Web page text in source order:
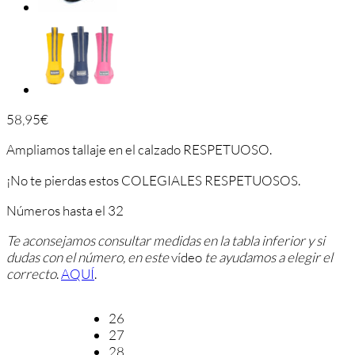
58,95€
Ampliamos tallaje en el calzado RESPETUOSO.
¡No te pierdas estos COLEGIALES RESPETUOSOS.
Números hasta el 32
Te aconsejamos consultar medidas en la tabla inferior y si
dudas con el número, en estevídeo te ayudamos a elegir el
correcto.AQUÍ.
26
27
28